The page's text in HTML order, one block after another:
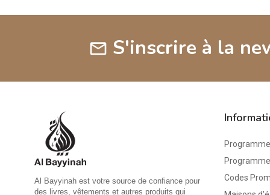
mail S'inscrire à la
Al Bayyinah est votre source de confiance pour
des livres, vêtements et autres produits qui
Codes